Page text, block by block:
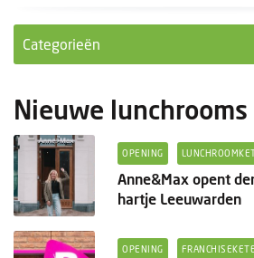
Categorieën
Ondernemen in...
Ondernemen
Nieuwe lunchrooms
Columns
Nieuwe lunchrooms
OPENING
Anne&Max opent
hartje Leeuwarden
OPENING